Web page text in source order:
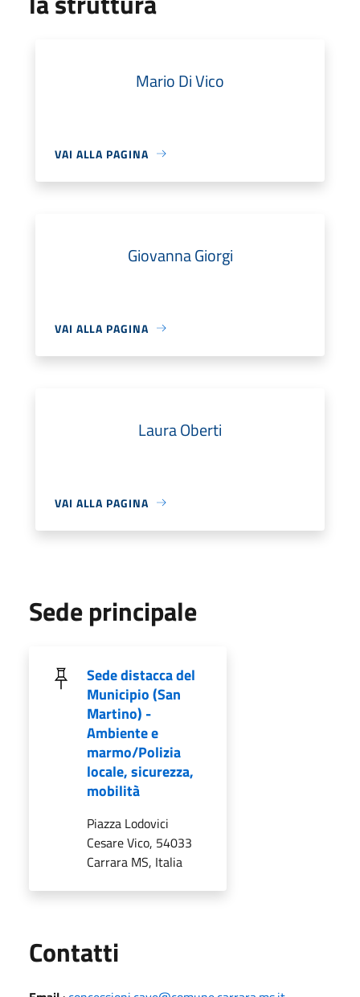
Mario Di Vico
VAI ALLA PAGINA
Giovanna Giorgi
VAI ALLA PAGINA
Laura Oberti
VAI ALLA PAGINA
Sede principale
Sede distacca del
Municipio (San
Martino) -
Ambiente e
marmo/Polizia
locale, sicurezza,
mobilità
Piazza Lodovici
Cesare Vico, 54033
Carrara MS, Italia
Contatti